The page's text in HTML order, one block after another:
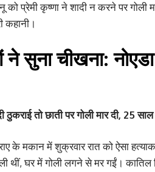
प्रेमी कृष्णा ने शादी न करने पर
कहानी।
ने सुना चीखना:
तो छाती पर गोली मार दी, 25
के मकान में शुक्रवार रात को ऐसा
थीं, घर में गोली लगने से मर गईं।